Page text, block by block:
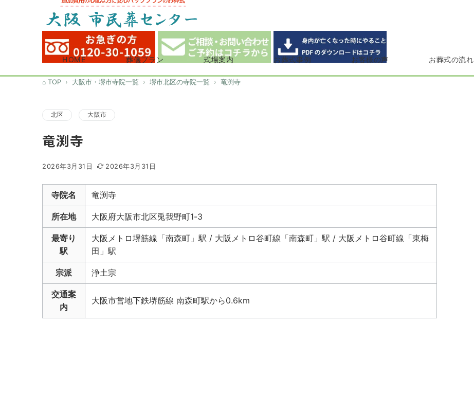
HOME 葬儀プラン 式場案内 お葬式事例 お客様の声 お葬式の流れ
TOP 大阪市・堺市寺院一覧 堺市北区の寺院一覧 竜渕寺
北区 大阪市
竜渕寺
2026年3月31日 2026年3月31日
寺院名 竜渕寺
所在地 大阪府大阪市北区兎我野町1-3
最寄り
駅
大阪メトロ堺筋線「南森町」駅 / 大阪メトロ谷町線「南森町」駅 / 大阪メトロ谷町線「東梅
田」駅
宗派 浄土宗
交通案
内
大阪市営地下鉄堺筋線 南森町駅から0.6km